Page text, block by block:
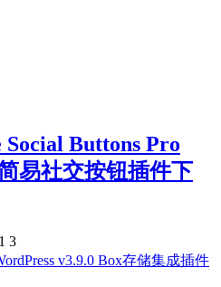
Buttons Pro
易社交按钮插件下
3